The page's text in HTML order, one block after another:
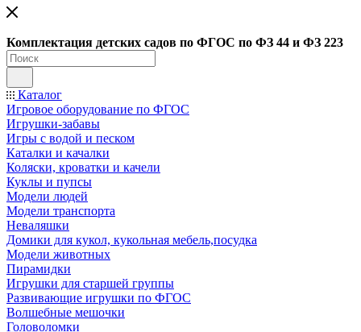
Комплектация детских садов по ФГОC по ФЗ 44 и ФЗ 223
Каталог
Игровое оборудование по ФГОС
Игрушки-забавы
Игры с водой и песком
Каталки и качалки
Коляски, кроватки и качели
Куклы и пупсы
Модели людей
Модели транспорта
Неваляшки
Домики для кукол, кукольная мебель,посудка
Модели животных
Пирамидки
Игрушки для старшей группы
Развивающие игрушки по ФГОС
Волшебные мешочки
Головоломки